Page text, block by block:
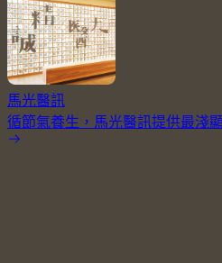
馬光醫訊
循節氣養生，馬光醫訊提供最淺